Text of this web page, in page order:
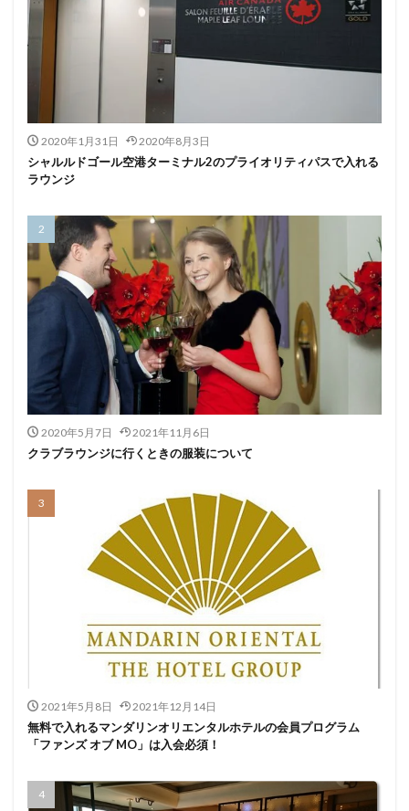
2020年1月31日 2020年8月3日
シャルルドゴール空港ターミナル2のプライオリティパスで入れる
ラウンジ
2020年5月7日 2021年11月6日
クラブラウンジに行くときの服装について
2021年5月8日 2021年12月14日
無料で入れるマンダリンオリエンタルホテルの会員プログラム
「ファンズ オブ MO」は入会必須！